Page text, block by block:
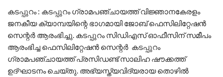
കടപ്പുറം : കടപ്പുറം ഗ്രാമപഞ്ചായത്ത് വിജ്ഞാനകേരളം
ജനകീയ ക്യാമ്പയിന്റെ ഭാഗമായി ജോബ് ഫെസിലിറ്റേഷൻ
സെന്റർ ആരംഭിച്ചു. കടപ്പുറം സിഡിഎസ് ഓഫീസിന് സമീപം
ആരംഭിച്ച ഫെസിലിറ്റേഷൻ സെന്റർ കടപ്പുറം
ഗ്രാമപഞ്ചായത്ത് പ്രസിഡണ്ട് സാലിഹ ഷൗക്കത്ത്
ഉദ്ഘാടനം ചെയ്തു. അഭ്യസ്ത്യവിദ്യരായ തൊഴിൽ